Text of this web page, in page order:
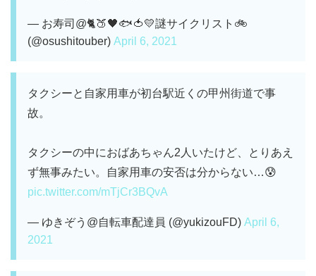
— お寿司@🐈🍑🖤🐟🍅💛謎サイクリスト🚲
(@osushitouber) April 6, 2021
タクシーと自家用車が初台駅近くの甲州街道で事
故。
タクシーの中におばあちゃん2人いたけど、とりあえ
ず無事みたい。自家用車の安否は分からない…😰
pic.twitter.com/mTjCr3BQvA
— ゆきぞう@自転車配達員 (@yukizouFD) April 6,
2021